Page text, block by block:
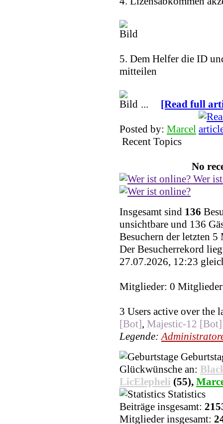
5. Dem Helfer die ID
mitteilen
... [Read full
Posted by: Marcel
Recent Topics
No
Wer
Insgesamt sind 136
unsichtbare und 136
Besuchern der letzten
Der Besucherrekord
27.07.2026, 12:23
Mitglieder: 0 Mitglieder
3 Users active over the
[Bot], Majestic-12 [Bot]
Legende:
Glückwünsche an:
LicElepheli (55),
Statistics
Beiträge insgesamt:
Mitglieder insgesamt: